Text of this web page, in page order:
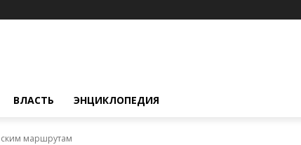
ВЛАСТЬ ЭНЦИКЛОПЕДИЯ
маршрутам